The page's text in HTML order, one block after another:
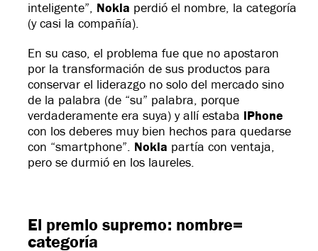
inteligente”, Nokia perdió el nombre, la categoría
(y casi la compañía).
En su caso, el problema fue que no apostaron
por la transformación de sus productos para
conservar el liderazgo no solo del mercado sino
de la palabra (de “su” palabra, porque
verdaderamente era suya) y allí estaba iPhone
con los deberes muy bien hechos para quedarse
con “smartphone”. Nokia partía con ventaja,
pero se durmió en los laureles.
El premio supremo: nombre=
categoría